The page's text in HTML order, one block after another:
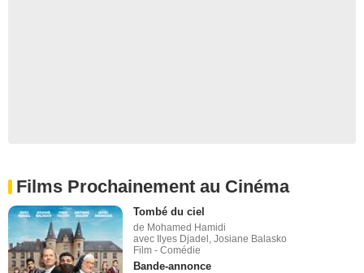
Films Prochainement au Cinéma
Tombé du ciel
de Mohamed Hamidi
avec Ilyes Djadel, Josiane Balasko
Film - Comédie
Bande-annonce